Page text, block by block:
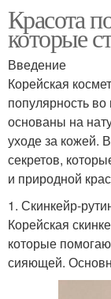
Красота
которые
Введение
Корейская
популярность
основаны на
уходе за кожей.
секретов,
и природной
1. Скинкейр-
Корейская
которые
сияющей.